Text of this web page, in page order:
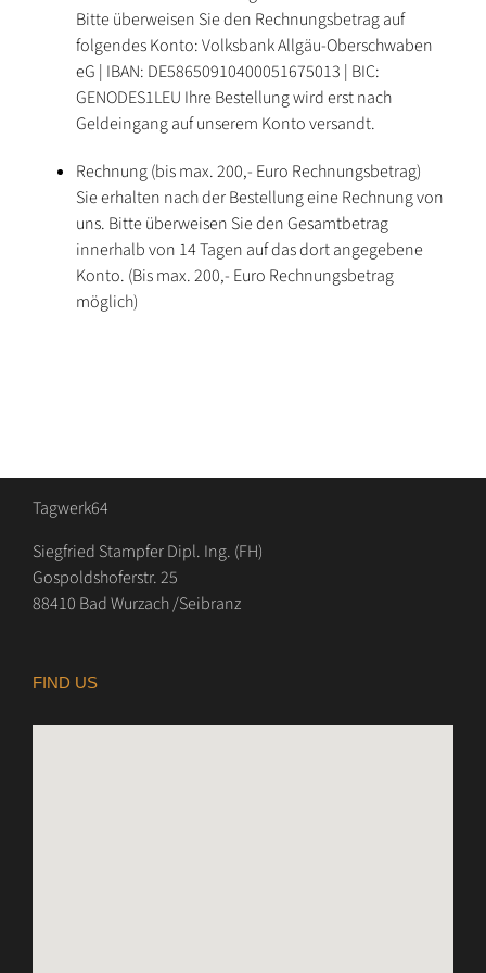
Bitte überweisen Sie den Rechnungsbetrag auf
folgendes Konto: Volksbank Allgäu-Oberschwaben
eG | IBAN: DE58650910400051675013 | BIC:
GENODES1LEU Ihre Bestellung wird erst nach
Geldeingang auf unserem Konto versandt.
Rechnung (bis max. 200,- Euro Rechnungsbetrag)
Sie erhalten nach der Bestellung eine Rechnung von
uns. Bitte überweisen Sie den Gesamtbetrag
innerhalb von 14 Tagen auf das dort angegebene
Konto. (Bis max. 200,- Euro Rechnungsbetrag
möglich)
Tagwerk64
Siegfried Stampfer Dipl. Ing. (FH)
Gospoldshoferstr. 25
88410 Bad Wurzach /Seibranz
FIND US